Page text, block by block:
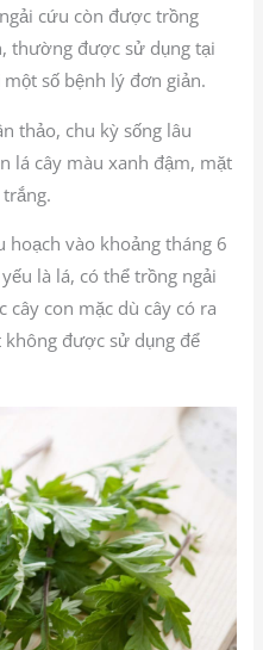
cứu còn được trồng
thường được sử dụng tại
số bệnh lý đơn giản.
thảo, chu kỳ sống lâu
lá cây màu xanh đậm, mặt
vào khoảng tháng 6
là lá, có thể trồng ngải
cây con mặc dù cây có ra
được sử dụng để